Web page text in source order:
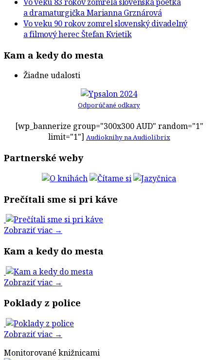
a dramaturgička Marianna Grznárová
Vo veku 90 rokov zomrel slovenský divadelný
a filmový herec Štefan Kvietik
Kam a kedy do mesta
Žiadne udalosti
Odporúčané odkazy
[wp_bannerize group="300x300 AUD" random="1"
limit="1"] Audioknihy na Audiolibrix
Partnerské weby
Prečítali sme si pri káve
Zobraziť viac →
Kam a kedy do mesta
Zobraziť viac →
Poklady z police
Zobraziť viac →
Monitorované knižnicami